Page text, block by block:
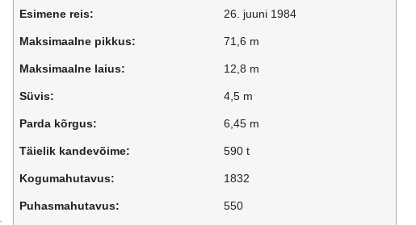
Esimene reis: 26. juuni 1984
Maksimaalne pikkus: 71,6 m
Maksimaalne laius: 12,8 m
Süvis: 4,5 m
Parda kõrgus: 6,45 m
Täielik kandevõime: 590 t
Kogumahutavus: 1832
Puhasmahutavus: 550